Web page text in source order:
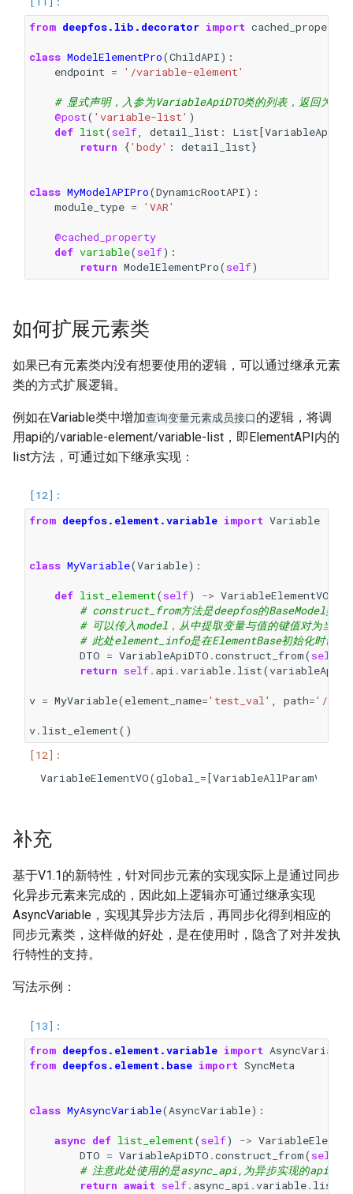
from deepfos.lib.decorator import cached_property
class ModelElementPro(ChildAPI):
endpoint = '/variable-element'
# 显式声明，入参为VariableApiDTO类的列表，返回为
@post( 'variable-list' )
def list(self, detail_list : List[
return
{'body' : detail_list}
class MyModelAPIPro(DynamicRootAPI):
module_type = 'VAR'
@cached_property
def variable(self):
return ModelElementPro(self)
如何扩展元素类
如果已有元素类内没有想要使用的逻辑，可以通过继承元素
类的方式扩展逻辑。
例如在Variable类中增加查询变量元素成员接口的逻辑，将调
用api的/variable-element/variable-list，即ElementAPI内的
list方法，可通过如下继承实现：
from deepfos.element.variable import Variable
class MyVariable(Variable):
def list_element(self) -> VariableElementVO
# construct_from方法是deepfos的BaseModel类中
# 可以传入model，从中提取变量与值的键值对为当前
# 此处element_info是在ElementBase初始化时调用
DTO = VariableApiDTO .construct_from(self
return self. api .variable. list(
v = MyVariable(element_name='test_val' path='/
v. list_element()
补充
基于V1.1的新特性，针对同步元素的实现实际上是通过同步
化异步元素来完成的，因此如上逻辑亦可通过继承实现
AsyncVariable，实现其异步方法后，再同步化得到相应的
同步元素类，这样做的好处，是在使用时，隐含了对并发执
行特性的支持。
写法示例：
from deepfos.element.variable import AsyncVariable
from deepfos.element.base import SyncMeta
class MyAsyncVariable(AsyncVariable):
async def list_element(self) ->
DTO = VariableApiDTO .construct_from(self
# 注意此处使用的是async_api,为异步实现的api实例
return await self. async_api .variable. list